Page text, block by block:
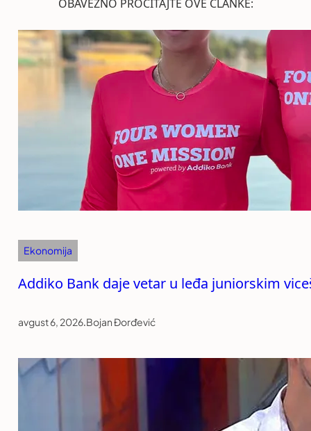
OBAVEZNO PROČITAJTE OVE ČLANKE:
Ekonomija
Addiko Bank daje vetar u leđa juniorskim
avgust 6, 2026.Bojan Đorđević